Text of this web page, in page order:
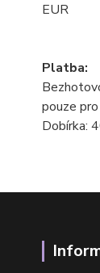
EUR
Platba:
pouze
Dobírka: